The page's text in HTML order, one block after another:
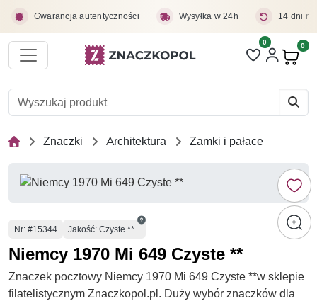
Gwarancja autentyczności Wysyłka w 24h 14 dni
Liczba pozycji
0 0
Znaczki Architektura Zamki i pałace
Numer
Nr: #15344 Jakość: Czyste **
Niemcy 1970 Mi 649 Czyste **
Znaczek pocztowy Niemcy 1970 Mi 649 Czyste **w sklepie
filatelistycznym Znaczkopol.pl. Duży wybór znaczków dla